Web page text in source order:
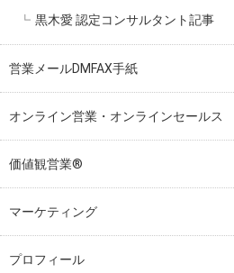
黒木愛 認定コンサルタント記事
営業メールDMFAX手紙
オンライン営業・オンラインセールス
価値観営業®︎
マーケティング
プロフィール